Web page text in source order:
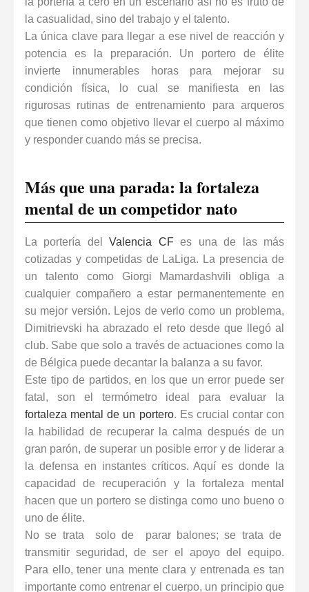
la casualidad, sino del trabajo y el talento.
La única clave para llegar a ese nivel de reacción y
potencia es la preparación. Un portero de élite
invierte innumerables horas para mejorar su
condición física, lo cual se manifiesta en las
rigurosas rutinas deentrenamiento para arqueros
que tienen como objetivo llevar el cuerpo al máximo
y responder cuando más se precisa.
Más que una parada: la fortaleza
mental de un competidor nato
La portería delValencia CFes una de las más
cotizadas y competidas de LaLiga. La presencia de
un talento como Giorgi Mamardashvili obliga a
cualquier compañero a estar permanentemente en
su mejor versión. Lejos de verlo como un problema,
Dimitrievski ha abrazado el reto desde que llegó al
club. Sabe que solo a través de actuaciones como la
de Bélgica puede decantar la balanza a su favor.
Este tipo de partidos, en los que un error puede ser
fatal, son el termómetro ideal para evaluar la
fortaleza mental de un portero. Es crucial contar con
la habilidad de recuperar la calma después de un
gran parón, de superar un posible error y de liderar a
la defensa en instantes críticos. Aquí es donde la
capacidad de recuperación y la fortaleza mental
hacen que un portero se distinga como uno bueno o
uno de élite.
No se trata solo de parar balones; se trata de
transmitir seguridad, de ser el apoyo del equipo.
Para ello, tener una mente clara y entrenada es tan
importante como entrenar el cuerpo, un principio que